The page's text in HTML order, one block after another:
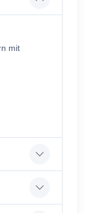
mit